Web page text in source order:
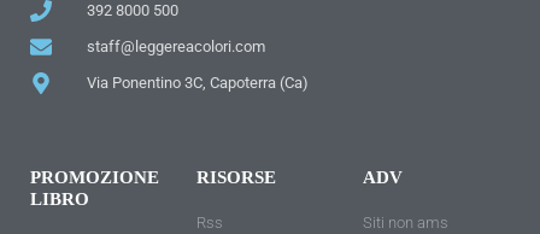
392 8000 500
staff@leggereacolori.com
Via Ponentino 3C, Capoterra (Ca)
PROMOZIONE
LIBRO
RISORSE
Rss
ADV
Siti non ams